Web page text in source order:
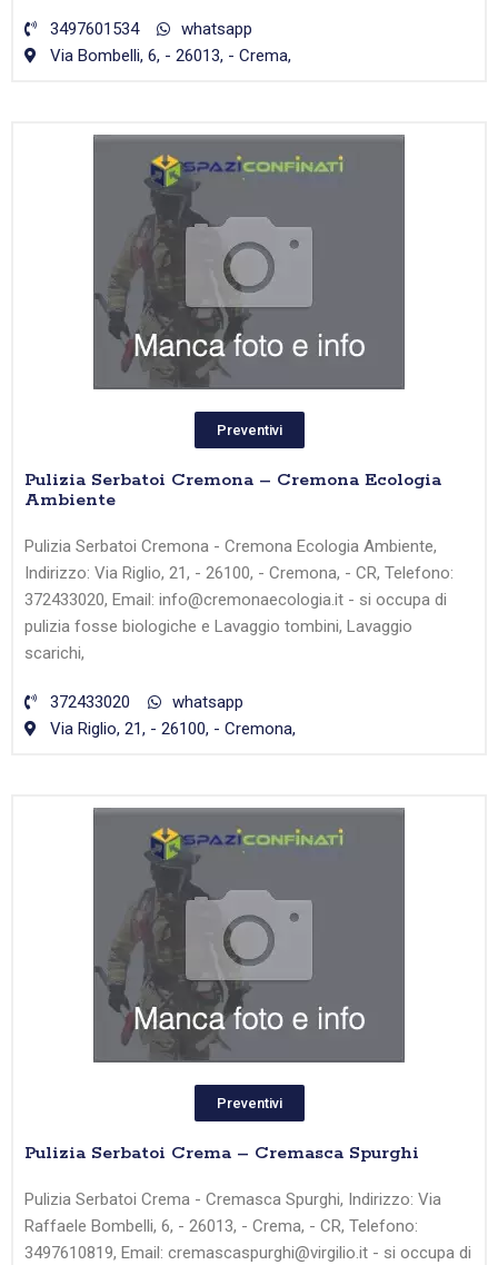
3497601534
whatsapp
Via Bombelli, 6, - 26013, - Crema,
Preventivi
Pulizia Serbatoi Cremona – Cremona Ecologia
Ambiente
Pulizia Serbatoi Cremona - Cremona Ecologia Ambiente,
Indirizzo: Via Riglio, 21, - 26100, - Cremona, - CR, Telefono:
372433020, Email: info@cremonaecologia.it - si occupa di
pulizia fosse biologiche e Lavaggio tombini, Lavaggio
scarichi,
372433020
whatsapp
Via Riglio, 21, - 26100, - Cremona,
Preventivi
Pulizia Serbatoi Crema – Cremasca Spurghi
Pulizia Serbatoi Crema - Cremasca Spurghi, Indirizzo: Via
Raffaele Bombelli, 6, - 26013, - Crema, - CR, Telefono:
3497610819, Email: cremascaspurghi@virgilio.it - si occupa di